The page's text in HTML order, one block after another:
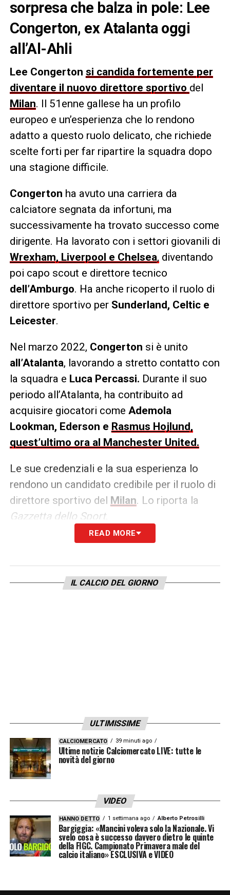
sorpresa che balza in pole: Lee
Congerton, ex Atalanta oggi
all’Al-Ahli
Lee Congerton si candida fortemente per
diventare il nuovo direttore sportivo del
Milan. Il 51enne gallese ha un profilo
europeo e un’esperienza che lo rendono
adatto a questo ruolo delicato, che richiede
scelte forti per far ripartire la squadra dopo
una stagione difficile.
Congerton ha avuto una carriera da
calciatore segnata da infortuni, ma
successivamente ha trovato successo come
dirigente. Ha lavorato con i settori giovanili di
Wrexham, Liverpool e Chelsea, diventando
poi capo scout e direttore tecnico
dell’Amburgo. Ha anche ricoperto il ruolo di
direttore sportivo per Sunderland, Celtic e
Leicester.
Nel marzo 2022, Congerton si è unito
all’Atalanta, lavorando a stretto contatto con
la squadra e Luca Percassi. Durante il suo
periodo all’Atalanta, ha contribuito ad
acquisire giocatori come Ademola
Lookman, Ederson e Rasmus Hojlund,
quest’ultimo ora al Manchester United.
Le sue credenziali e la sua esperienza lo
rendono un candidato credibile per il ruolo di
direttore sportivo del Milan. Lo riporta la
Gazzetta dello Sport.
READ MORE
IL CALCIO DEL GIORNO
ULTIMISSIME
CALCIOMERCATO 39 minuti ago
Ultime notizie Calciomercato LIVE: tutte le
novità del giorno
VIDEO
HANNO DETTO 1 settimana ago Alberto Petrosilli
Bargiggia: «Mancini voleva solo la Nazionale. Vi
svelo cosa è successo davvero dietro le quinte
della FIGC. Campionato Primavera male del
calcio italiano» ESCLUSIVA e VIDEO